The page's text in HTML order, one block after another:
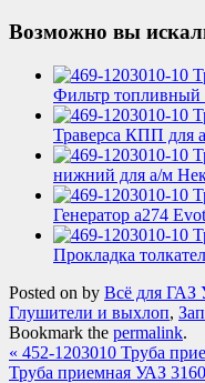
Возможно вы
Фильтр топливный
Траверса КПП для
нижний для а/м
Генератор a274
Прокладка
Posted on by Всё для ГАЗ
Глушители и выхлоп,
Bookmark the permalink.
« 452-1203010 Труба
Труба приемная УАЗ